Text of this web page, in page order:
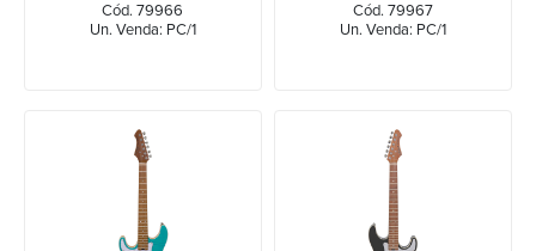
Cód. 79966
Un. Venda: PC/1
Cód. 79967
Un. Venda: PC/1